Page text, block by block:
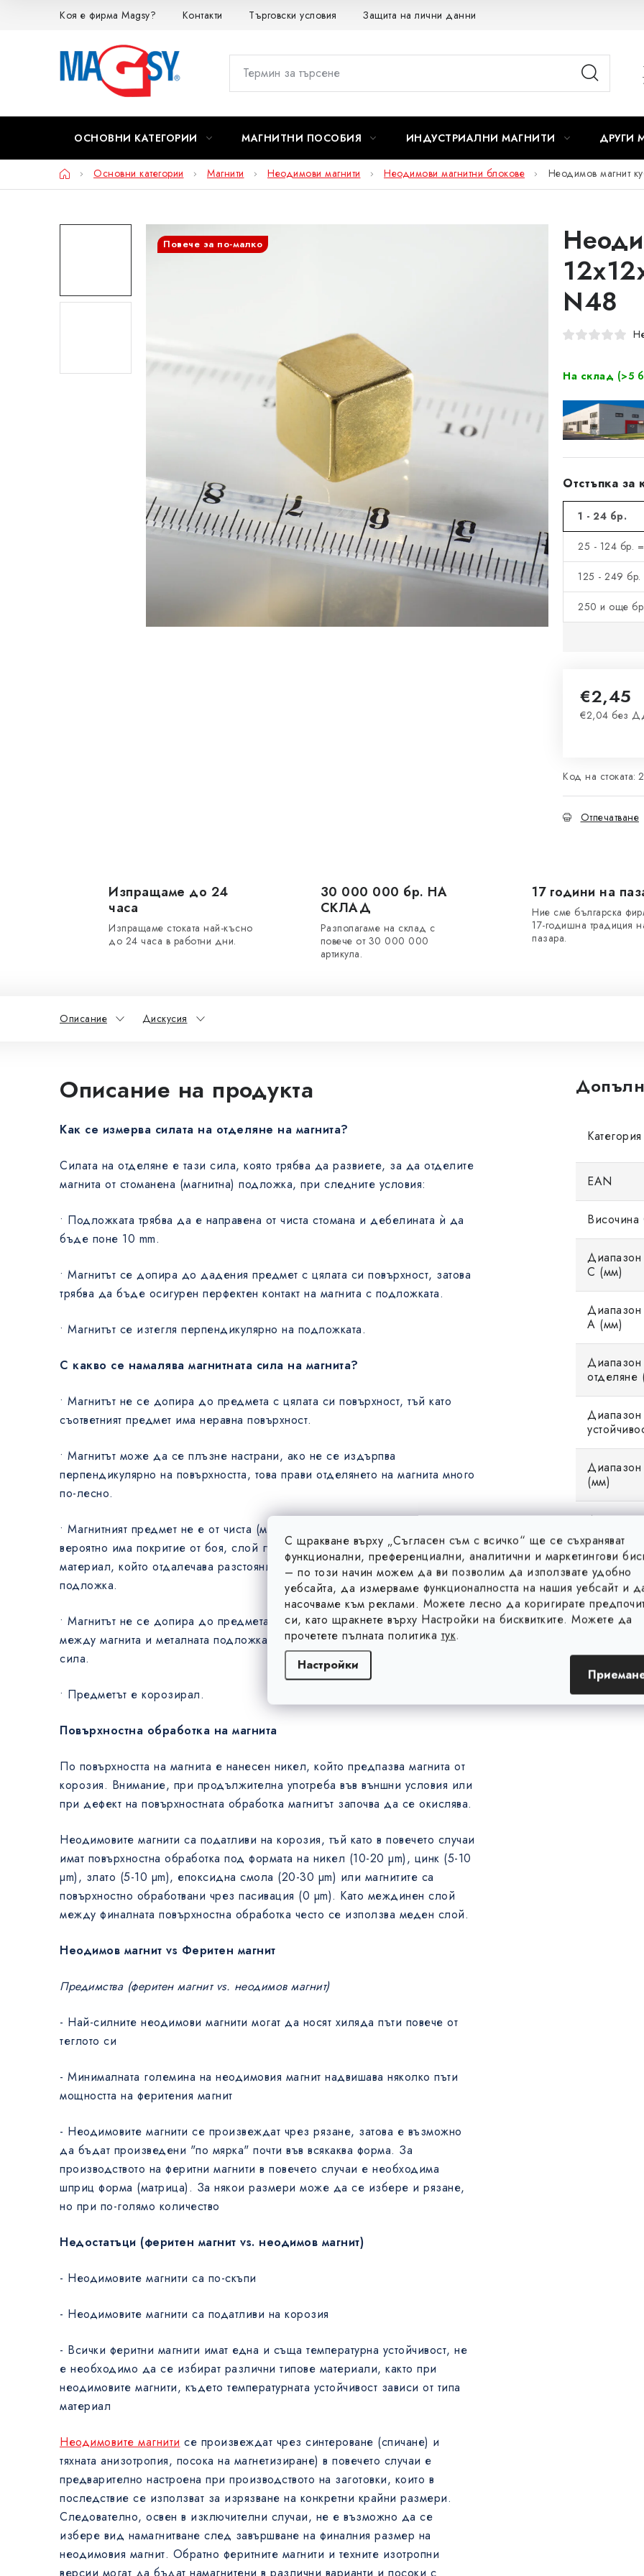
С щракване върху „Съгласен съм с всичко“ ще се съхраняват
функционални, преференциални, аналитични и маркетингови
– по този начин можем да ви позволим да използвате удобно
уебсайта, да измерваме функционалността на нашия уебсайт и
насочваме към реклами. Можете лесно да коригирате
си, като щракнете върху Настройки на бисквитките. Можете да
прочетете пълната политика тук.
Настройки
ПреминаванеКоя е фирма Magsy? Контакти Търговски условия Защита на лични данни
ОСНОВНИ КАТЕГОРИИ МАГНИТНИ ПОСОБИЯ ИНДУСТРИАЛНИ МАГНИТИ ДРУГИ
НачалоОсновни категории Магнити Неодимови магнити Неодимови магнитни блокове Неодимов магнит
N48
На склад (>5
Отстъпка за
1 - 24 бр.
25 - 124 бр. =
125 - 249 бр.
250 и още
€2,45
€2,04 без
Код на стоката:
Отпечатване
Повече за по-малко
Изпращаме до 24
часа
Изпращаме стоката най-късно
до 24 часа в работни дни.
30 000 000 бр. НА
СКЛАД
Разполагаме на склад с
повече от 30 000 000
артикула.
17 години на
Ние сме българска
17-годишна традиция
пазара.
Описание Дискусия
Описание на продукта
Как се измерва силата на отделяне на магнита?
Силата на отделяне е тази сила, която трябва да развиете, за да отделите
магнита от стоманена (магнитна) подложка, при следните условия:
• Подложката трябва да е направена от чиста стомана и дебелината ѝ да
бъде поне 10 mm.
• Магнитът се допира до дадения предмет с цялата си повърхност, затова
трябва да бъде осигурен перфектен контакт на магнита с подложката.
• Магнитът се изтегля перпендикулярно на подложката.
С какво се намалява магнитната сила на магнита?
• Магнитът не се допира до предмета с цялата си повърхност, тъй като
съответният предмет има неравна повърхност.
• Магнитът може да се плъзне настрани, ако не се издърпва
перпендикулярно на повърхността, това прави отделянето на магнита много
по-лесно.
• Магнитният предмет не е от чиста (магнитна) стомана, по повърхността
вероятно има покритие от боя, слой гума или пластмаса, или друг
материал, който отдалечава разстоянието между магнита и металната
подложка.
• Магнитът не се допира до предмета, колкото по-голямо е разстоянието
между магнита и металната подложка, толкова повече намалява магнитната
сила.
• Предметът е корозирал.
Повърхностна обработка на магнита
По повърхността на магнита е нанесен никел, който предпазва магнита от
корозия. Внимание, при продължителна употреба във външни условия или
при дефект на повърхностната обработка магнитът започва да се окислява.
Неодимовите магнити са податливи на корозия, тъй като в повечето случаи
имат повърхностна обработка под формата на никел (10-20 µm), цинк (5-10
µm), злато (5-10 µm), епоксидна смола (20-30 µm) или магнитите са
повърхностно обработвани чрез пасивация (0 µm). Като междинен слой
между финалната повърхностна обработка често се използва меден слой.
Неодимов магнит vs Феритен магнит
Предимства (феритен магнит vs. неодимов магнит)
- Най-силните неодимови магнити могат да носят хиляда пъти повече от
теглото си
- Минималната големина на неодимовия магнит надвишава няколко пъти
мощността на феритения магнит
- Неодимовите магнити се произвеждат чрез рязане, затова е възможно
да бъдат произведени "по мярка" почти във всякаква форма. За
производството на феритни магнити в повечето случаи е необходима
шприц форма (матрица). За някои размери може да се избере и рязане,
но при по-голямо количество
Недостатъци (феритен магнит vs. неодимов магнит)
- Неодимовите магнити са по-скъпи
- Неодимовите магнити са податливи на корозия
- Всички феритни магнити имат една и съща температурна устойчивост, не
е необходимо да се избират различни типове материали, както при
неодимовите магнити, където температурната устойчивост зависи от типа
материал
Неодимовите магнити се произвеждат чрез синтероване (спичане) и
тяхната анизотропия, посока на магнетизиране) в повечето случаи е
предварително настроена при производството на заготовки, които в
последствие се използват за изрязване на конкретни крайни размери.
Следователно, освен в изключителни случаи, не е възможно да се
избере вид намагнитване след завършване на финалния размер на
неодимовия магнит. Обратно феритните магнити и техните изотропни
Категория
EAN
Височина
Диапазон
C (мм)
A (мм)
Диапазон
отделяне
Диапазон
Диапазон
(мм)
Дължина
Магнитни